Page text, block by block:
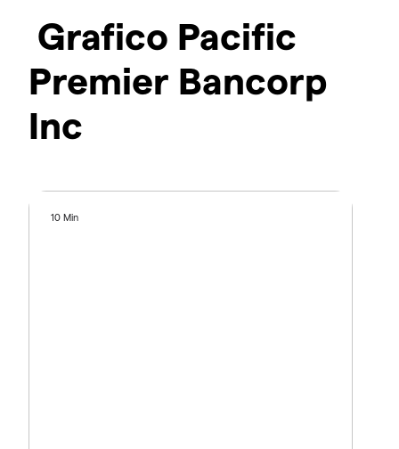
Grafico Pacific
Premier Bancorp
Inc
10 Min